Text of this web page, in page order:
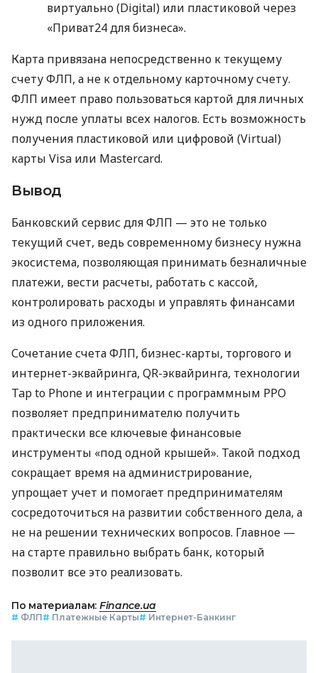
виртуально (Digital) или пластиковой через
«Приват24 для бизнеса».
Карта привязана непосредственно к текущему
счету ФЛП, а не к отдельному карточному счету.
ФЛП имеет право пользоваться картой для личных
нужд после уплаты всех налогов. Есть возможность
получения пластиковой или цифровой (Virtual)
карты Visa или Mastercard.
Вывод
Банковский сервис для ФЛП — это не только
текущий счет, ведь современному бизнесу нужна
экосистема, позволяющая принимать безналичные
платежи, вести расчеты, работать с кассой,
контролировать расходы и управлять финансами
из одного приложения.
Сочетание счета ФЛП, бизнес-карты, торгового и
интернет-эквайринга, QR-эквайринга, технологии
Tap to Phone и интеграции с программным РРО
позволяет предпринимателю получить
практически все ключевые финансовые
инструменты «под одной крышей». Такой подход
сокращает время на администрирование,
упрощает учет и помогает предпринимателям
сосредоточиться на развитии собственного дела, а
не на решении технических вопросов. Главное —
на старте правильно выбрать банк, который
позволит все это реализовать.
По материалам: Finance.ua
# ФЛП# Платежные Карты# Интернет-Банкинг